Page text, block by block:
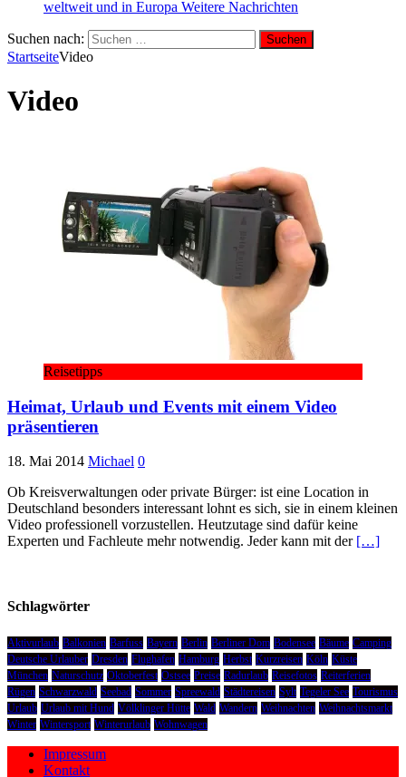
weltweit und in Europa Weitere Nachrichten
Suchen nach:
StartseiteVideo
Video
Reisetipps
Heimat, Urlaub und Events mit einem Video
präsentieren
18. Mai 2014 Michael 0
Ob Kreisverwaltungen oder private Bürger: ist eine Location in
Deutschland besonders interessant lohnt es sich, sie in einem kleinen
Video professionell vorzustellen. Heutzutage sind dafür keine
Experten und Fachleute mehr notwendig. Jeder kann mit der […]
Schlagwörter
Aktivurlaub Balkonien Barfuss Bayern Berlin Berliner Dom Bodensee Bäume Camping
Deutsche Urlauber Dresden Flughafen Hamburg Herbst Kurzreisen Köln Küste
München Naturschutz Oktoberfest Ostsee Preise Radurlaub Reisefotos Reiterferien
Rügen Schwarzwald Seebad Sommer Spreewald Städtereisen Sylt Tegeler See Tourismus
Urlaub Urlaub mit Hund Völklinger Hütte Wald Wandern Weihnachten Weihnachtsmarkt
Winter Wintersport Winterurlaub Wohnwagen
Impressum
Kontakt